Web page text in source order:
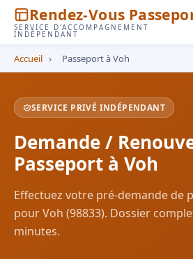
Rendez-Vous
SERVICE D'ACCOMPAGNEMENT
INDÉPENDANT
Accueil › Passeport à Voh
SERVICE PRIVÉ INDÉPENDANT
Demande /
Passeport à Voh
Effectuez votre pré-demande de
pour Voh (98833). Dossier
minutes.